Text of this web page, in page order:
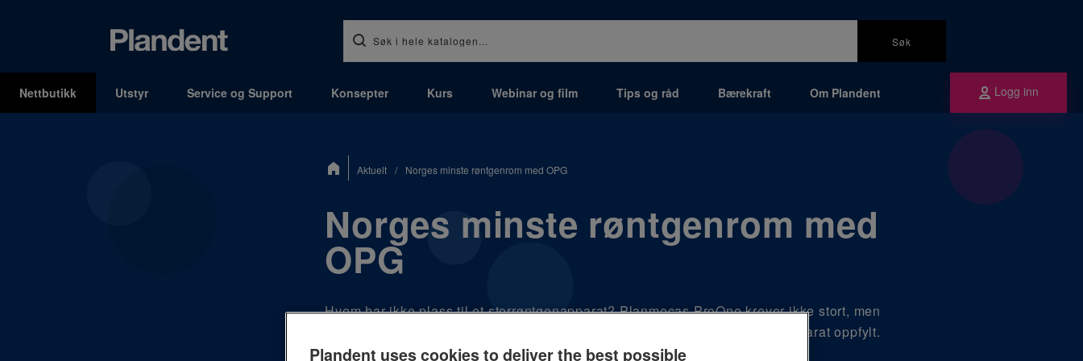
Søk
Nettbutikk Utstyr Service og Support Konsepter Kurs Webinar og film Tips og råd Bærekraft Om Plandent Logg inn
Du
er Aktuelt / Norges minste røntgenrom med OPG
Norges minste røntgenrom med
OPG
Hvem har ikke plass til et storrøntgenapparat? Planmecas ProOne krever ikke stort, men
gir deg mange fordeler. Kanskje kan du også få ønsket om et storrøntgenapparat oppfylt.
Plandent uses cookies to deliver the best possible